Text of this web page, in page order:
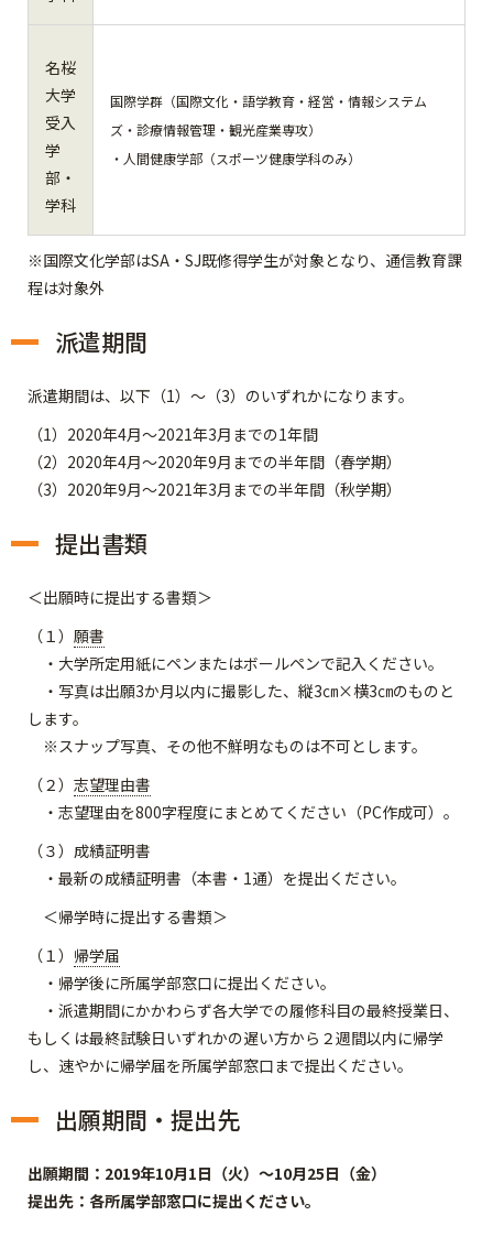
名桜
大学
受入
学
部・
学科
国際学群（国際文化・語学教育・経営・情報システム
ズ・診療情報管理・観光産業専攻）
・人間健康学部（スポーツ健康学科のみ）
※国際文化学部はSA・SJ既修得学生が対象となり、通信教育課
程は対象外
派遣期間
派遣期間は、以下（1）～（3）のいずれかになります。
（1）2020年4月～2021年3月までの1年間
（2）2020年4月～2020年9月までの半年間（春学期）
（3）2020年9月～2021年3月までの半年間（秋学期）
提出書類
＜出願時に提出する書類＞
（１） 願書
・大学所定用紙にペンまたはボールペンで記入ください。
・写真は出願3か月以内に撮影した、縦3㎝×横3㎝のものと
します。
※スナップ写真、その他不鮮明なものは不可とします。
（２） 志望理由書
・志望理由を800字程度にまとめてください（PC作成可）。
（３）成績証明書
・最新の成績証明書（本書・1通）を提出ください。
＜帰学時に提出する書類＞
（１） 帰学届
・帰学後に所属学部窓口に提出ください。
・派遣期間にかかわらず各大学での履修科目の最終授業日、
もしくは最終試験日いずれかの遅い方から２週間以内に帰学
し、速やかに帰学届を所属学部窓口まで提出ください。
出願期間・提出先
出願期間：2019年10月1日（火）～10月25日（金）
提出先：各所属学部窓口に提出ください。